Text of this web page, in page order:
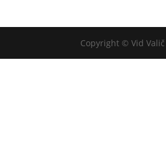
Copyright © Vid Valič